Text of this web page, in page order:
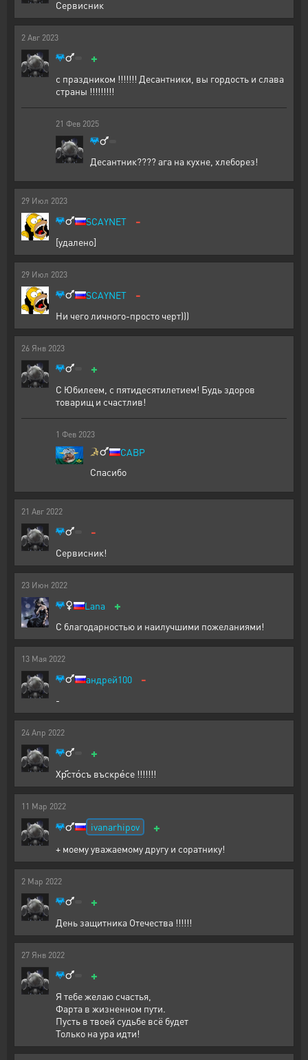
Сервисник
2 Авг 2023
+
с праздником !!!!!!! Десантники, вы гордость и слава
страны !!!!!!!!!
21 Фев 2025
Десантник???? ага на кухне, хлеборез!
29 Июл 2023
SCAYNET -
[удалено]
29 Июл 2023
SCAYNET -
Ни чего личного-просто черт)))
26 Янв 2023
+
С Юбилеем, с пятидесятилетием! Будь здоров
товарищ и счастлив!
1 Фев 2023
CABP
Спасибо
21 Авг 2022
-
Сервисник!
23 Июн 2022
Lana +
С благодарностью и наилучшими пожеланиями!
13 Мая 2022
андрей100 -
-
24 Апр 2022
+
Хр҃сто́съ въскре́се !!!!!!!
11 Мар 2022
ivanarhipov +
+ моему уважаемому другу и соратнику!
2 Мар 2022
+
День защитника Отечества !!!!!!
27 Янв 2022
+
Я тебе желаю счастья,
Фарта в жизненном пути.
Пусть в твоей судьбе всё будет
Только на ура идти!